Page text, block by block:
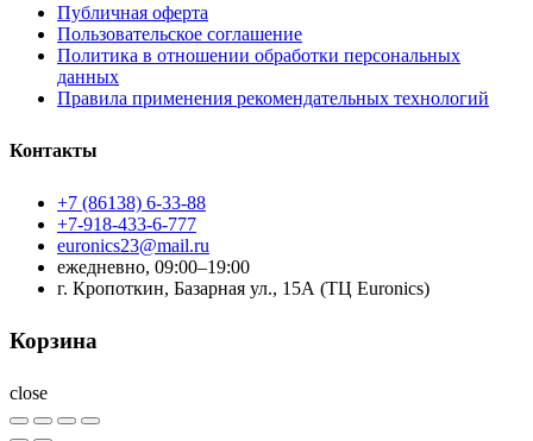
Публичная оферта
Пользовательское соглашение
Политика в отношении обработки персональных
данных
Правила применения рекомендательных технологий
Контакты
+7 (86138) 6-33-88
+7-918-433-6-777
euronics23@mail.ru
ежедневно, 09:00–19:00
г. Кропоткин, Базарная ул., 15А (ТЦ Euronics)
Корзина
close